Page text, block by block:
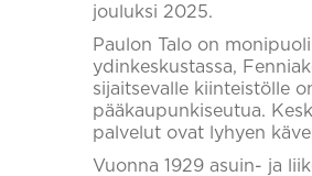
jouluksi 2025.
Paulon Talo on
ydinkeskustassa,
sijaitsevalle kiinteistölle
pääkaupunkiseutua.
palvelut ovat lyhyen
Vuonna 1929 asuin- ja